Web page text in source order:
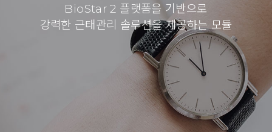
BioStar 2 플랫폼을 기반으로
강력한 근태관리 솔루션을 제공하는 모듈